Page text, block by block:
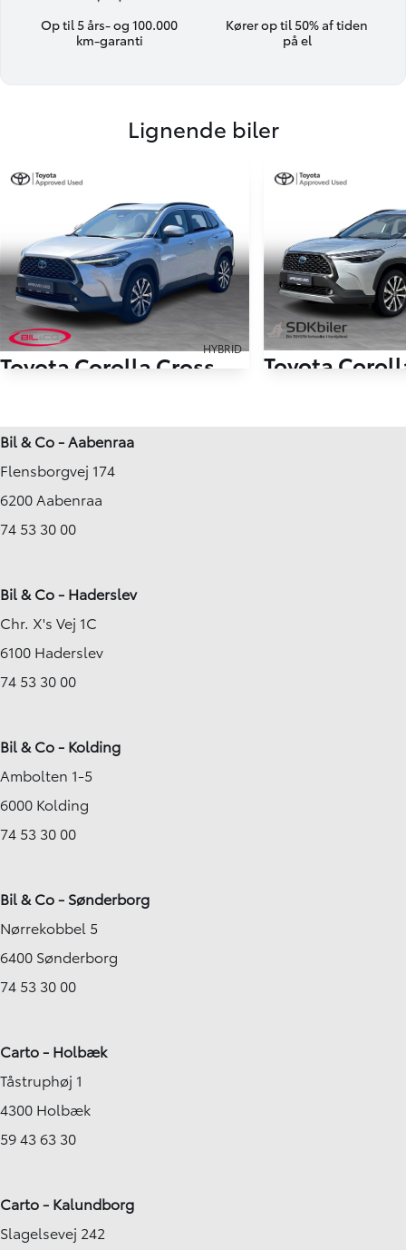
Op til 5 års- og 100.000
km-garanti
Kører op til 50% af tiden
på el
Lignende biler
HYBRID
Toyota Corolla Cross
2022
Hybrid (Benzin / El)
KONTANT
FINANSIERING
Toyota
Bil & Co - Aabenraa
Flensborgvej 174
6200 Aabenraa
74 53 30 00
Bil & Co - Haderslev
Chr. X's Vej 1C
6100 Haderslev
74 53 30 00
Bil & Co - Kolding
Ambolten 1-5
6000 Kolding
74 53 30 00
Bil & Co - Sønderborg
Nørrekobbel 5
6400 Sønderborg
74 53 30 00
Carto - Holbæk
Tåstruphøj 1
4300 Holbæk
59 43 63 30
Carto - Kalundborg
Slagelsevej 242